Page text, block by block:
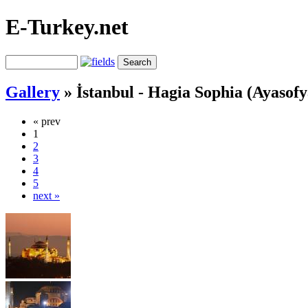
E-Turkey.net
Gallery » İstanbul - Hagia Sophia
« prev
1
2
3
4
5
next »